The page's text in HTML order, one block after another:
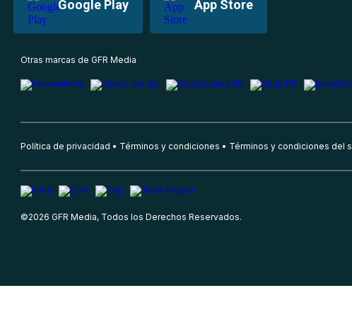
Google Play App Store
Otras marcas de GFR Media
Política de privacidad Términos y condiciones Términos y condiciones del
©2026 GFR Media, Todos los Derechos Reservados.